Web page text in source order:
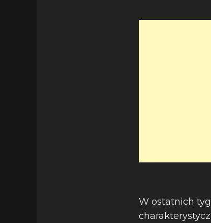
W ostatnich